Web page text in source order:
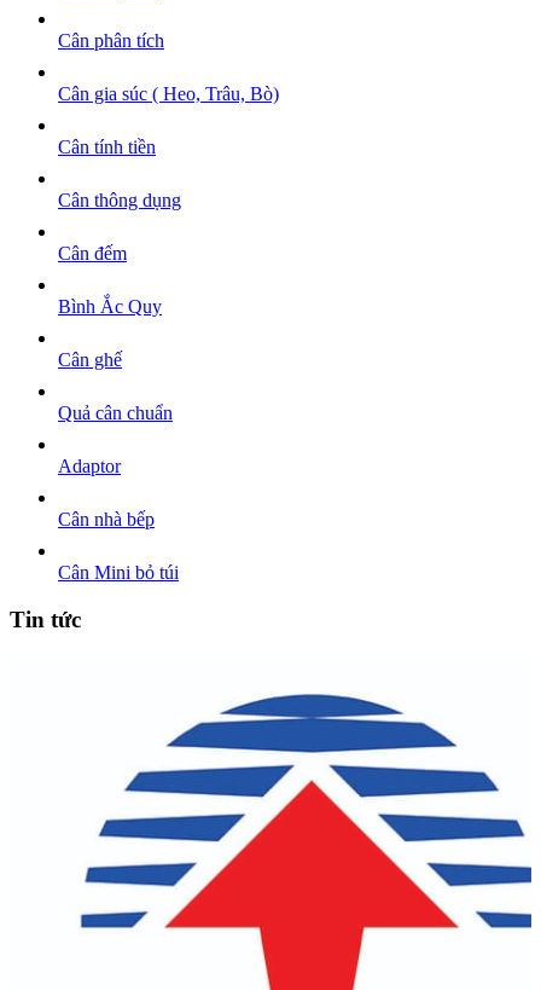
Cân phân tích
Cân gia súc ( Heo, Trâu, Bò)
Cân tính tiền
Cân thông dụng
Cân đếm
Bình Ắc Quy
Cân ghế
Quả cân chuẩn
Adaptor
Cân nhà bếp
Cân Mini bỏ túi
Tin tức